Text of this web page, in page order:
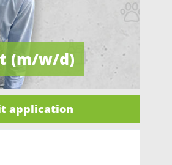
(m/w/d)
application